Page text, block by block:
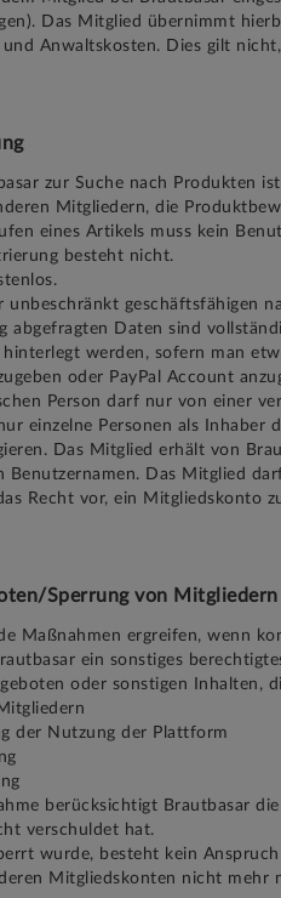
Das Mitglied übernimmt
Anwaltskosten. Dies gilt
zur Suche nach Produkten
Mitgliedern, die
eines Artikels muss kein
besteht nicht.
unbeschränkt geschäftsfähigen
abgefragten Daten sind
werden, sofern man
oder PayPal Account
Person darf nur von einer
einzelne Personen als Inhaber
Das Mitglied erhält von
Benutzernamen. Das Mitglied
Recht vor, ein Mitgliedskonto
Sperrung von Mitgliedern
Maßnahmen ergreifen, wenn
ein sonstiges
oder sonstigen Inhalten,
der Nutzung der Plattform
berücksichtigt Brautbasar
verschuldet hat.
wurde, besteht kein
Mitgliedskonten nicht mehr